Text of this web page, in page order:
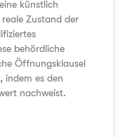
künstlich
Zustand der
behördliche
Öffnungsklausel
indem es den
nachweist.